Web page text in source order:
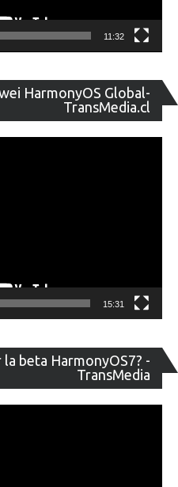
11:32
HarmonyOS Global-
TransMedia.cl
de
15:31
la beta HarmonyOS7? -
TransMedia
de